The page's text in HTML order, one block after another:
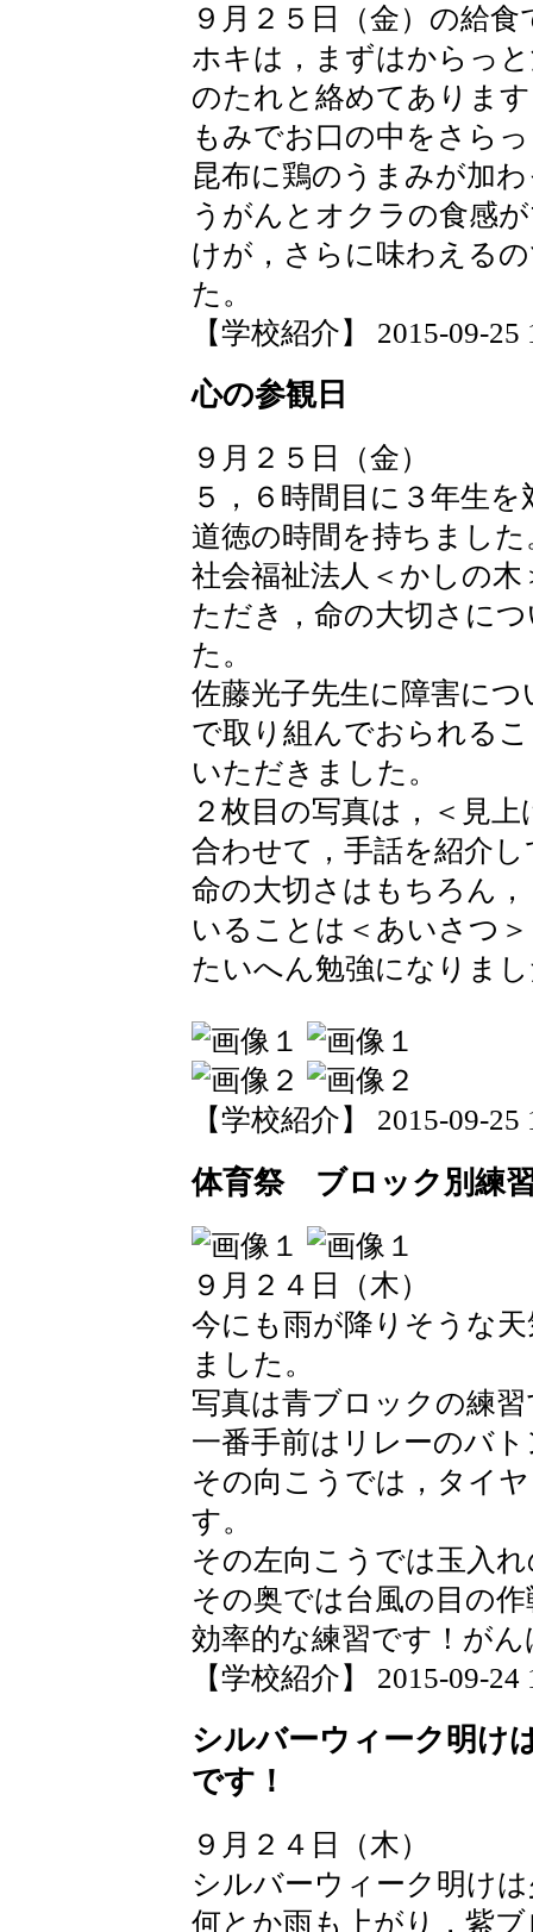
９月２５日（金）の給食
ホキは，まずはからっ
のたれと絡めてありま
もみでお口の中をさら
昆布に鶏のうまみが加
うがんとオクラの食感
けが，さらに味わえる
た。
【学校紹介】 2015-09-25
心の参観日
９月２５日（金）
５，６時間目に３年生
道徳の時間を持ちました
社会福祉法人＜かしの
ただき，命の大切さに
た。
佐藤光子先生に障害に
で取り組んでおられる
いただきました。
２枚目の写真は，＜見
合わせて，手話を紹介
命の大切さはもちろん
いることは＜あいさつ
たいへん勉強になりま
【学校紹介】 2015-09-25
体育祭 ブロック別練
９月２４日（木）
今にも雨が降りそうな
ました。
写真は青ブロックの練
一番手前はリレーのバ
その向こうでは，タイ
す。
その左向こうでは玉入
その奥では台風の目の
効率的な練習です！が
【学校紹介】 2015-09-24
シルバーウィーク明
です！
９月２４日（木）
シルバーウィーク明け
何とか雨も上がり，紫